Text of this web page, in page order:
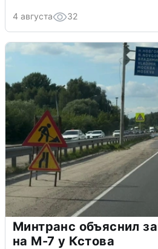
4 августа 32
Минтранс объяснил
на М-7 у Кстова